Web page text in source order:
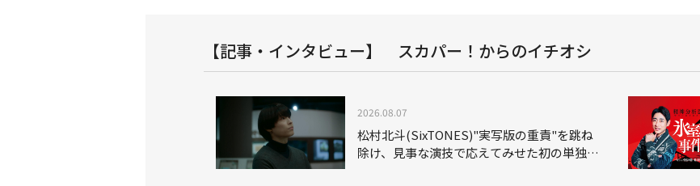
【記事・インタビュー】 スカパー！からのイチオシ
2026.08.07
松村北斗(SixTONES)"実写版の重責"を跳ね
除け、見事な演技で応えてみせた初の単独主